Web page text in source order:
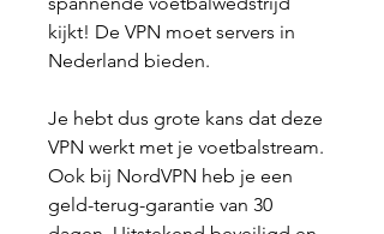
kijkt! De VPN moet servers in
Nederland bieden.
Je hebt dus grote kans dat deze
VPN werkt met je voetbalstream.
Ook bij NordVPN heb je een
geld-terug-garantie van 30